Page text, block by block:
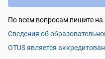
По всем вопросам пишите на
Сведения об
OTUS является